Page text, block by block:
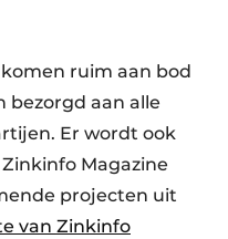
ruim aan bod
bezorgd aan alle
Er wordt ook
Magazine
projecten uit
van Zinkinfo